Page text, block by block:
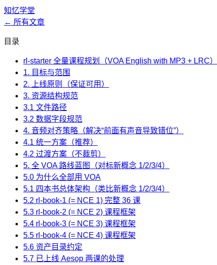
知忆学堂
← 所有文章
目录
rl-starter 全量课程规划（VOA English with MP3 + LRC）
1. 目标与范围
2. 上线原则（保证可用）
3. 资源结构规范
3.1 文件路径
3.2 数据字段规范
4. 音频对齐策略（解决“前面有声音导致错位”）
4.1 统一方案（推荐）
4.2 过渡方案（不裁剪）
5. 全 VOA 路线蓝图（对标新概念 1/2/3/4）
5.0 为什么全部用 VOA
5.1 四本书总体架构（类比新概念 1/2/3/4）
5.2 rl-book-1 (= NCE 1) 完整 36 课
5.3 rl-book-2 (= NCE 2) 课程框架
5.4 rl-book-3 (= NCE 3) 课程框架
5.5 rl-book-4 (= NCE 4) 课程框架
5.6 资产目录约定
5.7 已上线 Aesop 两课的处理